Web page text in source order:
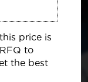
price is
to
the best